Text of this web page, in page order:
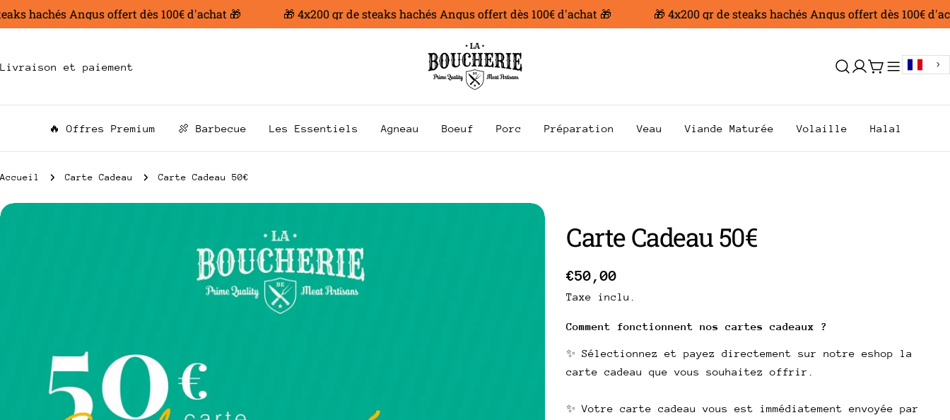
Aller
au
hachés Angus offert dès 100€ d'achat 🎁 🎁 4x200 gr de steaks hachés Angus offert dès 100€ d'achat 🎁 🎁 4x200 gr de steaks hachés Angus offert dès 100€
Livraison et paiement
Se
Chariot
🔥 Offres Premium 🍖 Barbecue Les Essentiels Agneau Boeuf Porc Préparation Veau Viande Maturée Volaille Halal
Accueil Carte Cadeau Carte Cadeau 50€
Passer
Carte Cadeau 50€
Prix
​​
habituel
€50,00
Taxe inclu.
Comment fonctionnentnos cartes cadeaux ?
✨ Sélectionnez et payez directement sur notre eshop la
carte cadeau que vous souhaitez offrir.
✨ Votre carte cadeau vous est immédiatement envoyée par
poser une question
nom